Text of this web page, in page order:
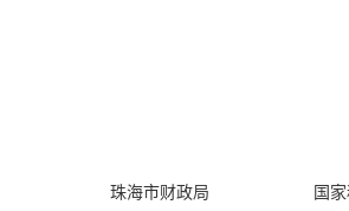
珠海市财政局 国家税务